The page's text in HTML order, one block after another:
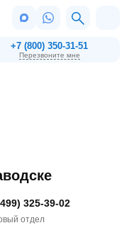
+7 (800) 350-31-51
Перезвоните мне
325-39-02
отдел